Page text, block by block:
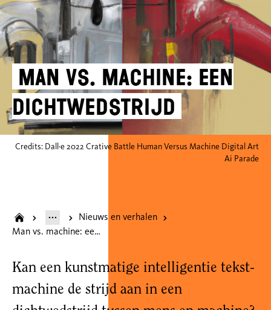
Man vs. machine: een
dichtwedstrijd
Credits: Dall·e 2022 Crative Battle Human Versus Machine Digital Art
Ai Parade
Nieuws en verhalen
Man vs. machine: een dichtwedstrijd
Kan een kunstmatige intelligentie tekst-
machine de strijd aan in een